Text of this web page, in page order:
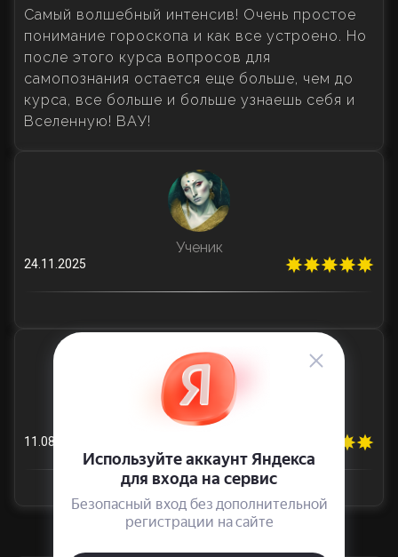
Самый волшебный интенсив! Очень простое
понимание гороскопа и как все устроено. Но
после этого курса вопросов для
самопознания остается еще больше, чем до
курса, все больше и больше узнаешь себя и
Вселенную! ВАУ!
Ученик
24.11.2025
Ученик
11.08.2025